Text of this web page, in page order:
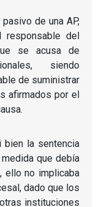
de una AP,
responsable del
se acusa de
siendo
de suministrar
afirmados por el
bien la sentencia
que debía
ello no implicaba
dado que los
instituciones